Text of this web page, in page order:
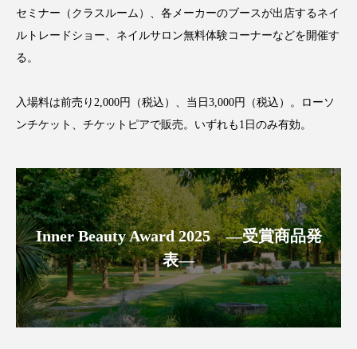
コグニティブヘルス コスト削減
コルチゾール サステナビリティ
サプリ サロンクレンジング サロン戦略
サロン経営 サロン連略 シャネル
スカルプ クレンジング 頻度 スカルプケア
スキンケア スキンケア 習慣
セミナー（クラスルーム）、各メーカーのブースが出店するネイ
ルトレードショー、ネイルサロン無料体験コーナーなどを開催す
る。
入場料は前売り2,000円（税込）、当日3,000円（税込）。ローソ
ンチケット、チケットピアで販売。いずれも1日のみ有効。
Inner Beauty Award 2025 ―受賞商品発
表―